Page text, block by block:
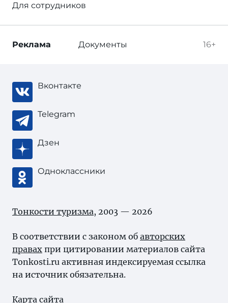
Для сотрудников
16+
Реклама Документы
Вконтакте
Telegram
Дзен
Одноклассники
Тонкости туризма, 2003 — 2026
В соответствии с законом об авторских
правах при цитировании материалов сайта
Tonkosti.ru активная индексируемая ссылка
на источник обязательна.
Карта сайта